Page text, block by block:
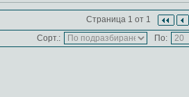
Страница 1 от 1
Сорт.: По: